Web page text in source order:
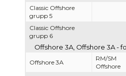
Classic Offshore
grupp 5
Classic Offshore
grupp 6
Offshore 3A, Offshore 3A -
Offshore 3A
RM/SM
Offshore